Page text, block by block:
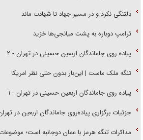
دلتنگی نکرد و در مسیر جهاد تا شهادت ماند
ترامپ دوباره به پشت میانجی‌ها خزید
پیاده روی جاماندگان اربعین حسینی در تهران - ۲
تنگه ملک ماست | این‌بار بدون حتی نظر امریکا
پیاده روی جاماندگان اربعین حسینی در تهران - ۱
جزئیات برگزاری پیاده‌روی جاماندگان اربعین در
مذاکرات تنگه هرمز با عمان دوجانبه است؛